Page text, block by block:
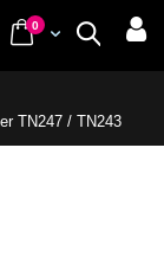
Buscar
Cart
0items
TN247 / TN243